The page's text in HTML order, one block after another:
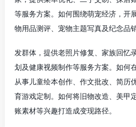
等服务方案。如何围绕萌宠经济，开
物用品测评、宠物主题写真及纪念品
发群体，提供老照片修复、家族回忆
划及健康视频制作等服务方案。如何
从事儿童绘本创作、作文批改、简历
育游戏定制。如何将旧物改造、美甲
账素材等兴趣打造成变现路径。